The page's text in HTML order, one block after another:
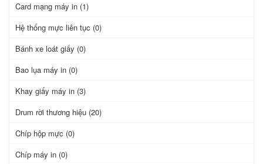
Card mạng máy in (1)
Hệ thống mực liên tục (0)
Bánh xe loát giấy (0)
Bao lụa máy in (0)
Khay giấy máy in (3)
Drum rời thương hiệu (20)
Chíp hộp mực (0)
Chíp máy in (0)